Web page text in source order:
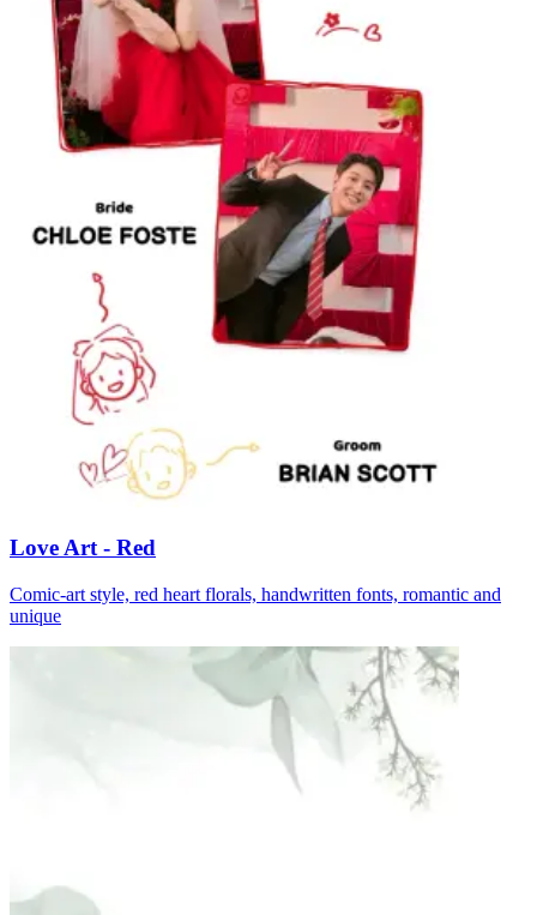
Love Art - Red
Comic-art style, red heart florals, handwritten fonts, romantic and
unique